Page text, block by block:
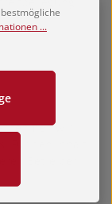
wir
Betreiber
...